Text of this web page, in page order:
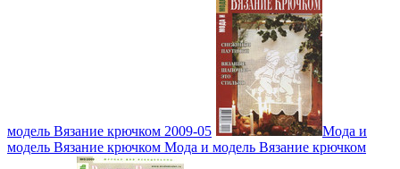
модель Вязание крючком 2009-05
Мода и
модель Вязание крючком Мода и модель Вязание крючком